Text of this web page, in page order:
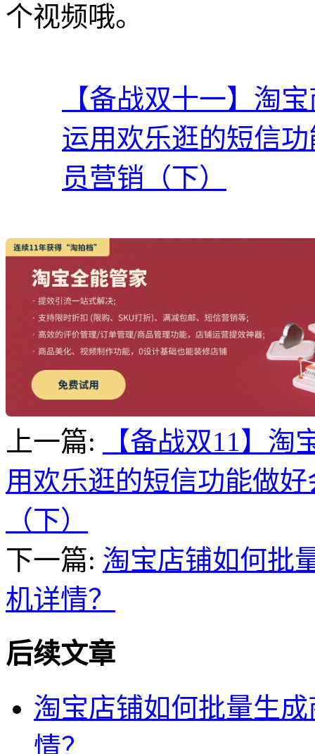
个视频哦。
【备战双十一】淘
运用欢乐逛的短信
员营销（下）
上一篇:
【备战双11】淘
用欢乐逛的短信功能做
（下）
下一篇: 淘宝店铺如何批
机详情？
后续文章
淘宝店铺如何批量生
情？